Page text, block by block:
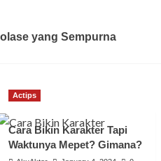
yang Sempurna
Actips
Cara Bikin Karakter Tapi
Waktunya Mepet? Gimana?